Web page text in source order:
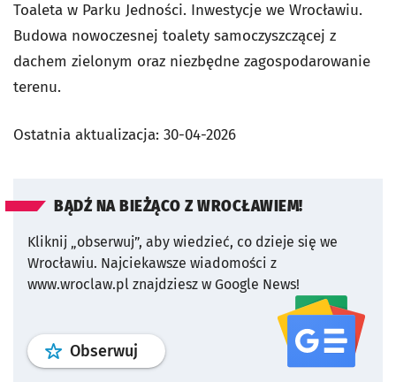
Toaleta w Parku Jedności. Inwestycje we Wrocławiu.
Budowa nowoczesnej toalety samoczyszczącej z
dachem zielonym oraz niezbędne zagospodarowanie
terenu.
Ostatnia aktualizacja: 30-04-2026
BĄDŹ NA BIEŻĄCO Z WROCŁAWIEM!
Kliknij „obserwuj”, aby wiedzieć, co dzieje się we
Wrocławiu. Najciekawsze wiadomości z
www.wroclaw.pl znajdziesz w Google News!
Obserwuj profil serwisu